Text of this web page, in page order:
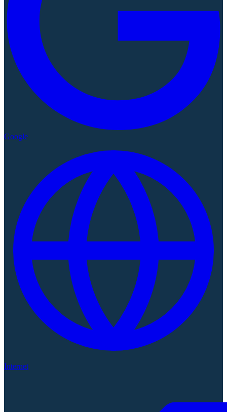
Google
Internet